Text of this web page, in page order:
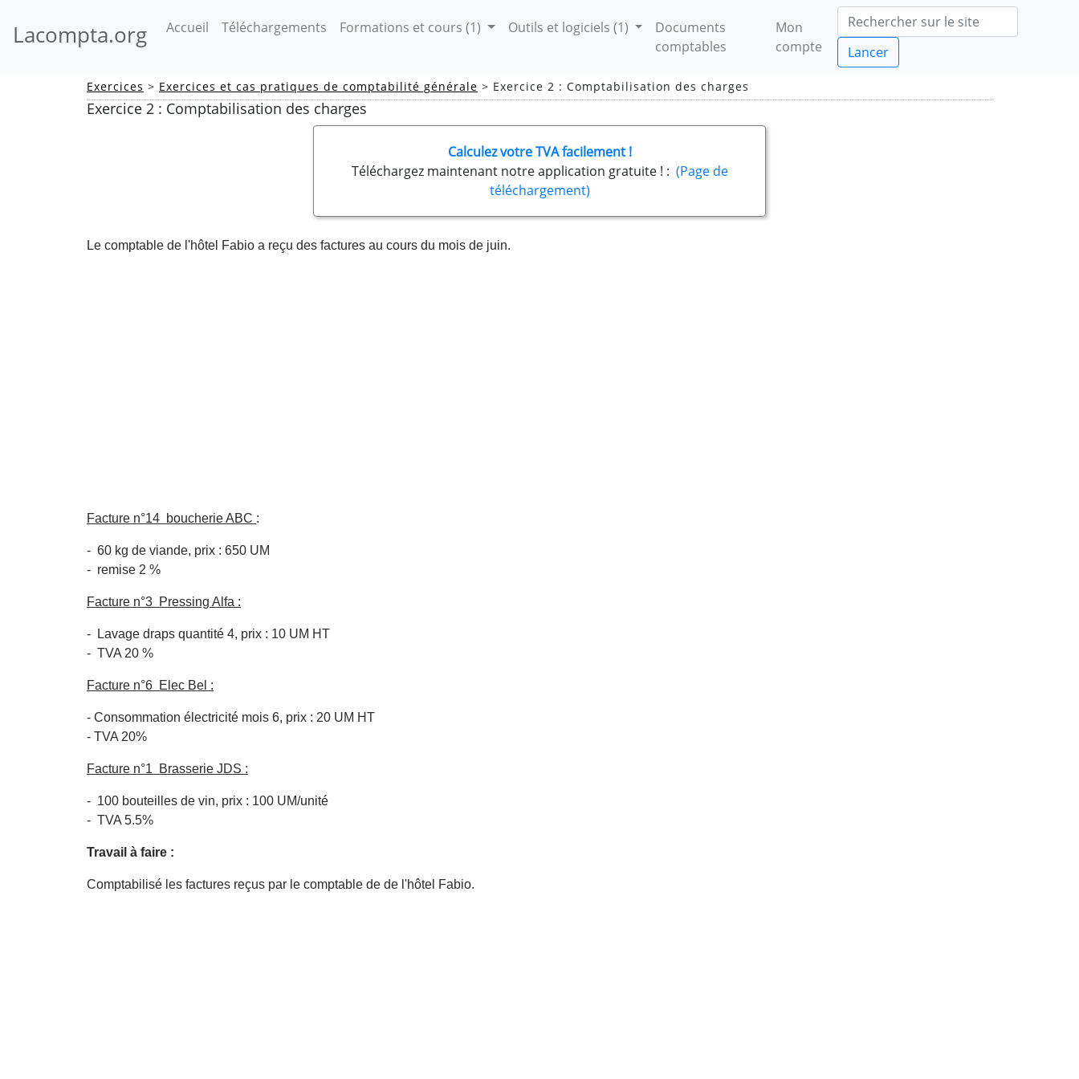
Lacompta.org Accueil (current)
Téléchargements Formations et cours (1) Outils et logiciels (1)
Documents
comptables
Mon
compte
Lancer
Exercices > Exercices et cas pratiques de comptabilité générale > Exercice 2 : Comptabilisation des charges
Exercice 2 : Comptabilisation des charges
Calculez votre TVA facilement !
Téléchargez maintenant notre application gratuite ! : (Page de
téléchargement)
Le comptable de l'hôtel Fabio a reçu des factures au cours du mois de juin.
Facture n°14 boucherie ABC :
- 60 kg de viande, prix : 650 UM
- remise 2 %
Facture n°3 Pressing Alfa :
- Lavage draps quantité 4, prix : 10 UM HT
- TVA 20 %
Facture n°6 Elec Bel :
- Consommation électricité mois 6, prix : 20 UM HT
- TVA 20%
Facture n°1 Brasserie JDS :
- 100 bouteilles de vin, prix : 100 UM/unité
- TVA 5.5%
Travail à faire :
Comptabilisé les factures reçus par le comptable de de l'hôtel Fabio.